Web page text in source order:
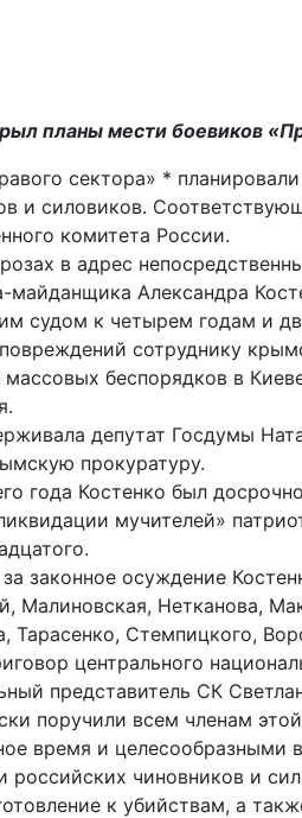
планы мести боевиков
сектора» *
и силовиков.
комитета России.
в адрес
майданщика Александра
судом к четырем годам и
сотруднику
беспорядков в
депутат Госдумы
прокуратуру.
года Костенко был
мучителей»
законное осуждение
Малиновская, Нетканова,
Тарасенко, Стемпицкого,
центрального
представитель СК
поручили всем членам
время и целесообразными
российских чиновников и
к убийствам, а